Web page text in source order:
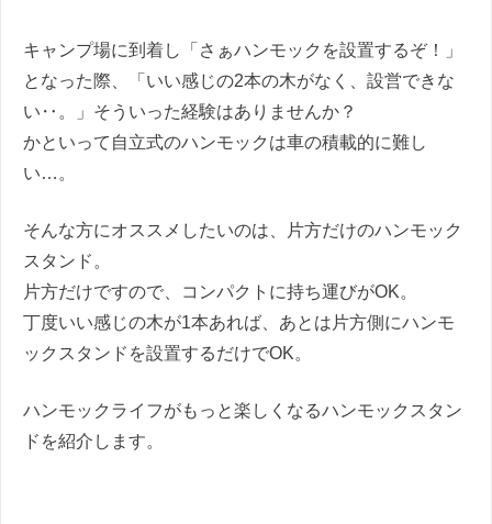
キャンプ場に到着し「さぁハンモックを設置するぞ！」
となった際、「いい感じの2本の木がなく、設営できな
い‥。」そういった経験はありませんか？
かといって自立式のハンモックは車の積載的に難し
い…。
そんな方にオススメしたいのは、片方だけのハンモック
スタンド。
片方だけですので、コンパクトに持ち運びがOK。
丁度いい感じの木が1本あれば、あとは片方側にハンモ
ックスタンドを設置するだけでOK。
ハンモックライフがもっと楽しくなるハンモックスタン
ドを紹介します。